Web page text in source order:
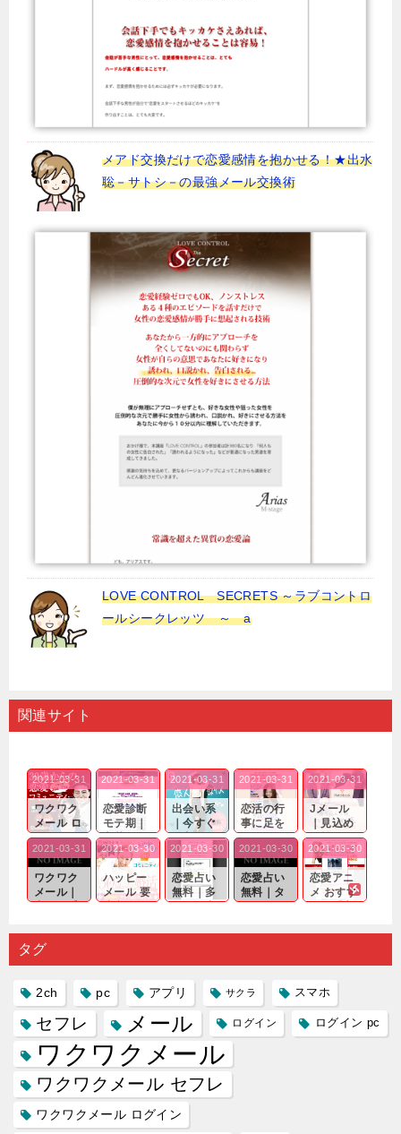
メアド交換だけで恋愛感情を抱かせる！★出水
聡－サトシ－の最強メール交換術
LOVE CONTROL SECRETS ～ラブコントロ
ールシークレッツ ～ a
関連サイト
ワクワク
メール ロ
グイン pc
｜心の底
から真
剣...
2021-03-31
恋愛診断
モテ期｜
老若男女
問わ
ず…。
2021-03-31
出会い系
｜今すぐ
仲良くな
れる相手
探しをし
たいと...
2021-03-31
恋活の行
事に足を
運んでも
出会いの
チャンス
が訪れ...
2021-03-31
Jメール
｜見込め
る効果が
確実なも
のであっ
ても…...
2021-03-31
ワクワク
メール｜
出会い系
り会った
人に軽...
2021-03-31
ハッピー
メール 要
注意人物
するので
2021-03-30
恋愛占い
無料｜多
数ある出
プリの内
2021-03-30
恋愛占い
無料｜タ
ーゲット
る人に恋
2021-03-30
恋愛アニ
メ おすす
め｜「心
雑で素人
2021-03-30
タグ
2ch pc アプリ サクラ スマホ
セフレ メール ログイン ログイン pc
ワクワクメール
ワクワクメール セフレ
ワクワクメール ログイン